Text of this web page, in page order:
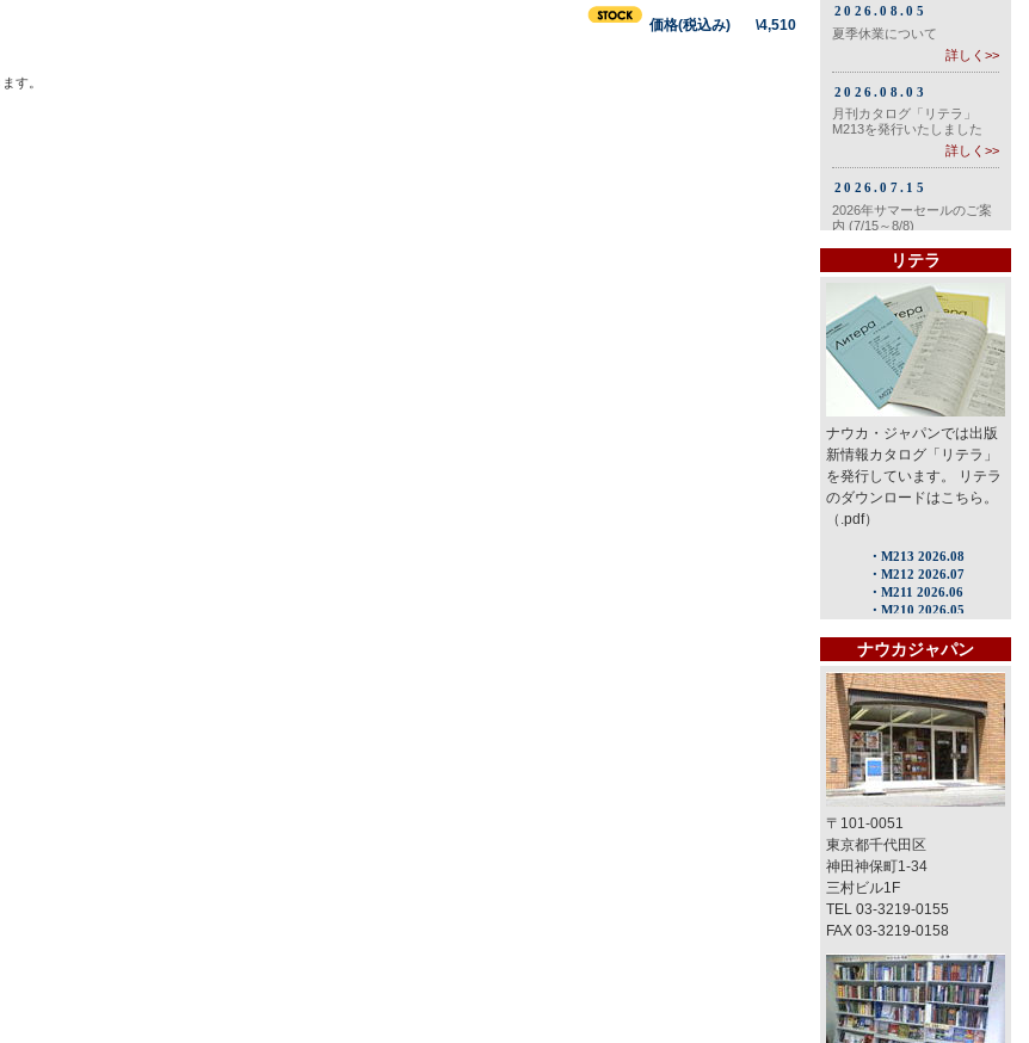
価格(税込み) \4,510
す。
リテラ
ナウカ・ジャパンでは出版
新情報カタログ「リテラ」
を発行しています。 リテラ
のダウンロードはこちら。
（.pdf）
ナウカジャパン
〒101-0051
東京都千代田区
神田神保町1-34
三村ビル1F
TEL 03-3219-0155
FAX 03-3219-0158